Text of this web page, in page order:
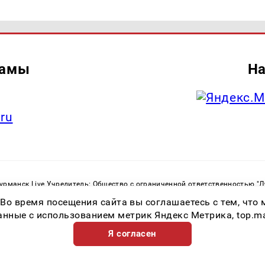
Live Учредитель: Общество с ограниченной ответственностью
служба по надзору в сфере связи, информационных технологий и
Регистрационный номер СМИ ЭЛ № ФС 77 - 82534 от 21.01.2022
время посещения сайта вы соглашаетесь с тем,
с использованием метрик Яндекс Метрика,
Я согласен